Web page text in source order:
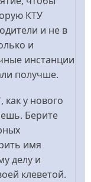
КТУ
и не в
и
инстанции
получше.
как у нового
Берите
имя
делу и
клеветой.